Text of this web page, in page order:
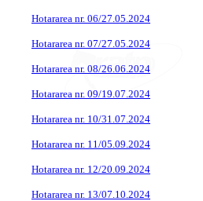
Hotararea nr. 06/27.05.2024
Hotararea nr. 07/27.05.2024
Hotararea nr. 08/26.06.2024
Hotararea nr. 09/19.07.2024
Hotararea nr. 10/31.07.2024
Hotararea nr. 11/05.09.2024
Hotararea nr. 12/20.09.2024
Hotararea nr. 13/07.10.2024